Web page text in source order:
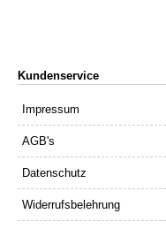
Kundenservice
Impressum
AGB's
Datenschutz
Widerrufsbelehrung